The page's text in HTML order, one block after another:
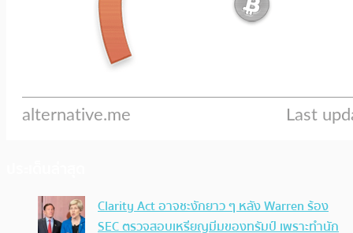
Clarity Act อาจชะงักยาว ๆ หลัง Warren ร้อง
SEC ตรวจสอบเหรียญมีมของทรัมป์ เพราะทำนัก